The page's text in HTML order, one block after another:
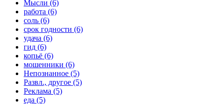
Мысли (6)
работа (6)
соль (6)
срок годности (6)
удача (6)
гид (6)
копьё (6)
мошенники (6)
Непознанное (5)
Развл., другое (5)
Реклама (5)
еда (5)